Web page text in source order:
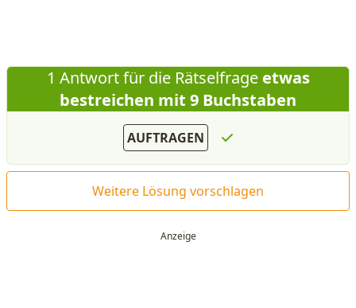
1 Antwort für die Rätselfrageetwas
bestreichen mit 9 Buchstaben
AUFTRAGEN
Weitere Lösung vorschlagen